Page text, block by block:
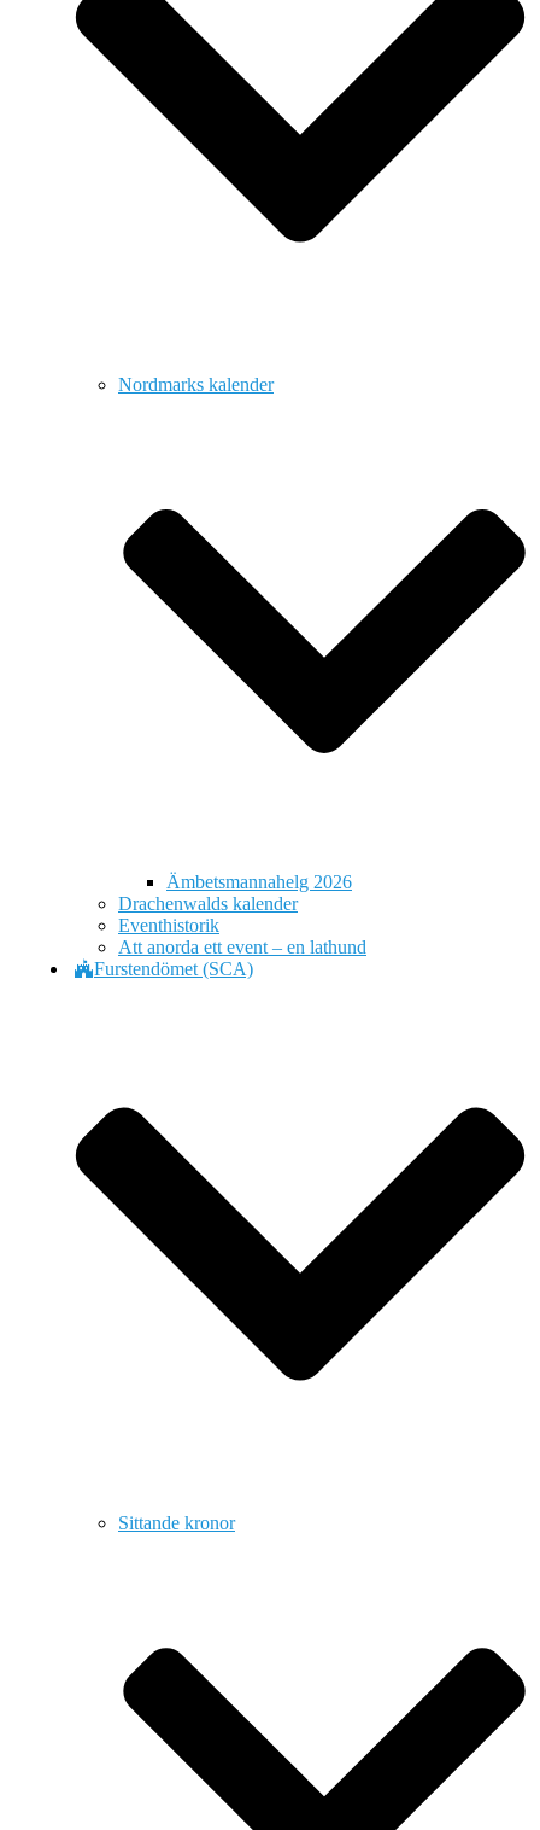
Nordmarks kalender
Ämbetsmannahelg 2026
Drachenwalds kalender
Eventhistorik
Att anorda ett event – en lathund
Furstendömet (SCA)
Sittande kronor